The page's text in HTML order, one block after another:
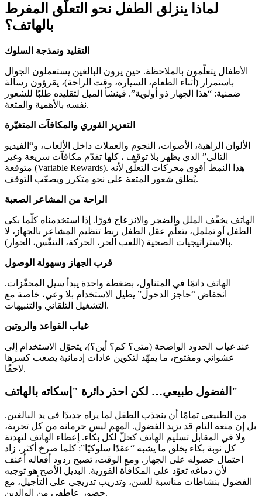
لماذا ينزلق الطفل نحو التعلّق المفرط
بالهاتف؟
التقليد ونمذجة السلوك
الأطفال يتعلّمون بالملاحظة. حين يرون البالغين يستعملون الجوال
باستمرار (أثناء الطعام، السيارة، وقت الراحة)، يقرؤون رسالة
ضمنية: “هذا الجهاز ذو أولوية”. فينشأ الميل لتقليده طلبًا للشعور
نفسه بالأهمية والمتعة.
التعزيز الفوري والمكافآت المتغيّرة
الألوان الزاهية، الأصوات، النجوم والعملات داخل الألعاب، و“الفيديو
التالي” الذي يظهر بلا توقف ، كلها تقدّم مكافآت سريعة وغير
متوقعة (Variable Rewards). هذا النمط أقوى محركات التعلّق لأنه
يُطلق شعور المتعة على نحو متكرر ويصعّب التوقف.
الراحة من المشاعر الصعبة
الهاتف يخفّف الملل والضجر والانزعاج فورًا. إذا استخدمناه كلّما بكى
الطفل أو تململ، يتعلّم عقل الطفل ربط تنظيم المشاعر بالجهاز، لا
بالاستراتيجيات الصحية (اللعب الحر، الحركة، التنفّس، الحوار).
قرب الجهاز وسهولة الوصول
الهاتف دائمًا في المتناول، بضغطة واحدة يبدأ سيل المحفّزات.
انخفاض “حاجز الدخول” يطيل الاستخدام بلا وعي، خاصة مع
التشغيل التلقائي والتنبيهات.
غياب القواعد والروتين
عند غياب الحدود الواضحة (متى؟ كم؟ أين؟)، يتحوّل الاستخدام إلى
عشوائي ومفتوح، ما يمهّد لتكوين عادات إدمانية يصعب كسرها
لاحقًا.
الفضول طبيعي… لكن احذر دائرة "إسكاته بالهاتف"
من الطبيعي تمامًا أن ينجذب الطفل لما يراه جديدًا في يد البالغين.
بل إن منعه التام قد يزيد الفضول. المهم ليس حرمانه من كل تجربة،
ولا في المقابل تسليم الهاتف كحلّ لكل بكاء. إعطاء الهاتف لتهدئة
كل نوبة بكاء يخلق ما يشبه “عقدًا سلوكيًا”: كلما صرخ أكثر، زاد
احتمال حصوله على الجهاز. ومع الوقت، تصبح ردود أفعاله أعنف
لأن دماغه تعوّد على المكافأة الفورية. البديل الأصح هو توجيه
الفضول بنشاطات مناسبة للسن، وتدريب تدريجي على التأجيل، مع
حضور عاطفي من الوالدين.